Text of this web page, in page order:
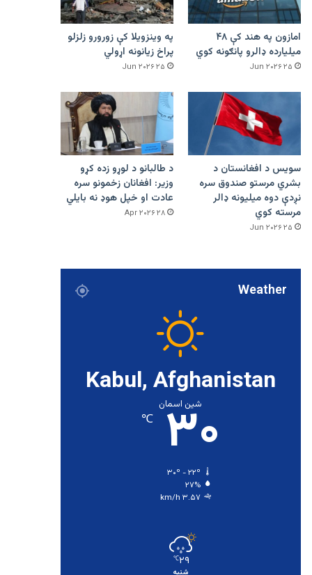
امازون په هند کې ۴۸
میلیارده ډالرو پانګونه کوي
۲۵ Jun ۲۰۲۶
په وینزویلا کې زورورو زلزلو
پراخ زیانونه اړولي
۲۵ Jun ۲۰۲۶
سویس د افغانستان د
بشري مرستو صندوق سره
نږدې دوه میلیونه ډالر
مرسته کوي
۲۵ Jun ۲۰۲۶
د طالبانو د لوړو زده کړو
وزیر: افغانان زخمونو سره
عادت او خپل هوډ نه بایلي
۲۸ Apr ۲۰۲۶
Weather
Kabul, Afghanistan
شین اسمان
۳۰ ℃
۲۷%
۳.۵۷ km/h
۲۹℃